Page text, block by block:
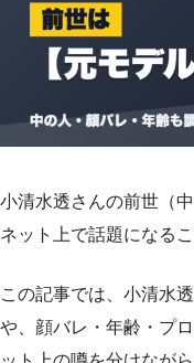
小清水透さんの前世（
ネット上で話題になる
この記事では、小清水
や、顔バレ・年齢・プ